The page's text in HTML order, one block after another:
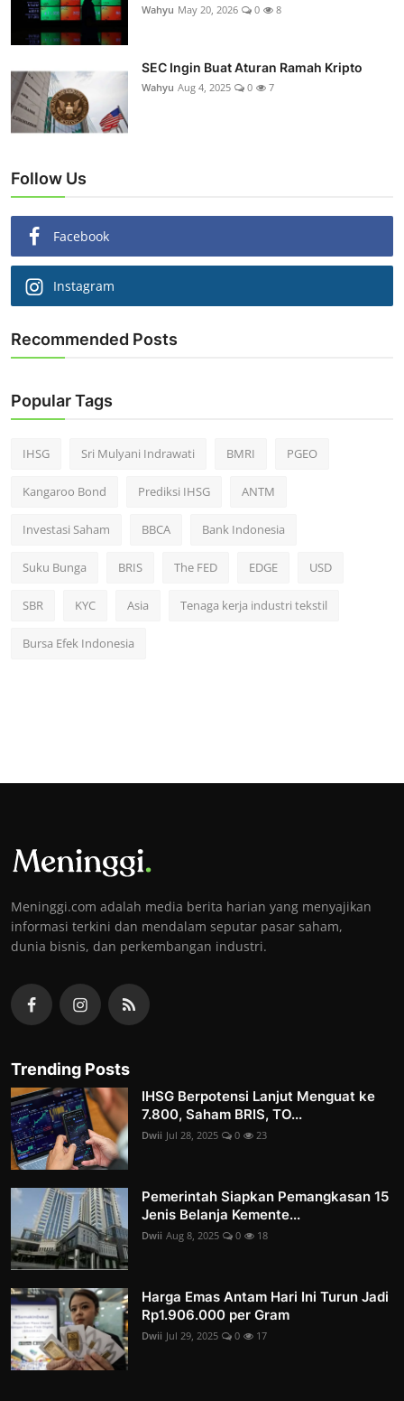
Wahyu May 20, 2026 0 8
SEC Ingin Buat Aturan Ramah Kripto
Wahyu Aug 4, 2025 0 7
Follow Us
Facebook
Instagram
Recommended Posts
Popular Tags
IHSG Sri Mulyani Indrawati BMRI PGEO
Kangaroo Bond Prediksi IHSG ANTM
Investasi Saham BBCA Bank Indonesia
Suku Bunga BRIS The FED EDGE USD
SBR KYC Asia Tenaga kerja industri tekstil
Bursa Efek Indonesia
Meninggi.com adalah media berita harian yang menyajikan
informasi terkini dan mendalam seputar pasar saham,
dunia bisnis, dan perkembangan industri.
Trending Posts
IHSG Berpotensi Lanjut Menguat ke
7.800, Saham BRIS, TO...
Dwii Jul 28, 2025 0 23
Pemerintah Siapkan Pemangkasan 15
Jenis Belanja Kemente...
Dwii Aug 8, 2025 0 18
Harga Emas Antam Hari Ini Turun Jadi
Rp1.906.000 per Gram
Dwii Jul 29, 2025 0 17